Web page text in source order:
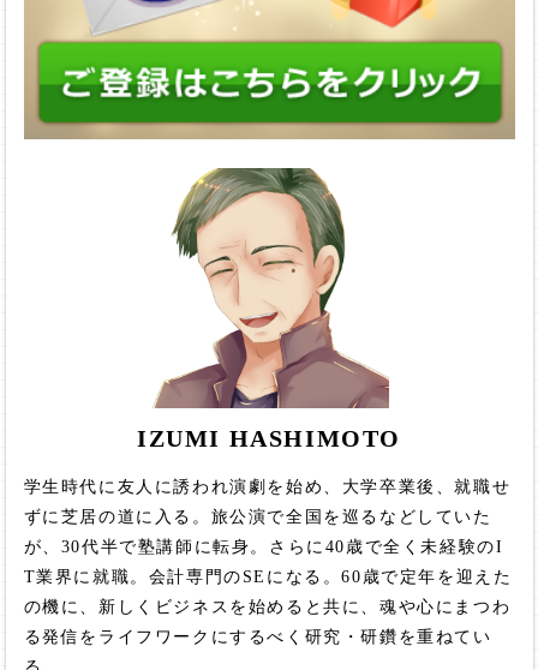
IZUMI HASHIMOTO
学生時代に友人に誘われ演劇を始め、大学卒業後、就職せ
ずに芝居の道に入る。旅公演で全国を巡るなどしていた
が、30代半で塾講師に転身。さらに40歳で全く未経験のI
T業界に就職。会計専門のSEになる。60歳で定年を迎えた
の機に、新しくビジネスを始めると共に、魂や心にまつわ
る発信をライフワークにするべく研究・研鑽を重ねてい